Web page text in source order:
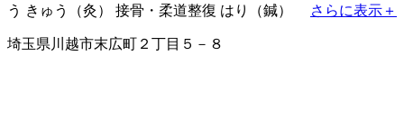
う きゅう（灸） 接骨・柔道整復 はり（鍼） さらに表示＋
埼玉県川越市末広町２丁目５－８